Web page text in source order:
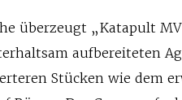
überzeugt „Katapult
aufbereiteten
Stücken wie dem